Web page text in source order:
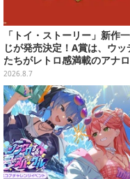
「トイ・ストーリー」新作
じが発売決定！A賞は、ウッ
たちがレトロ感満載のアナ
コード上を走る姿で立体化
2026.8.7